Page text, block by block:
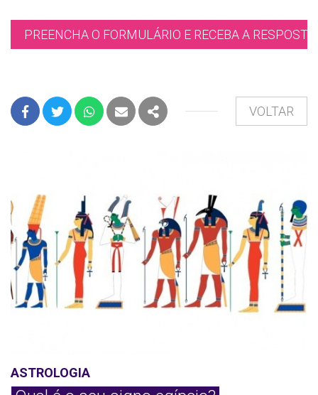
PREENCHA O FORMULÁRIO E RECEBA A
FACEBOOK
TWITTERWHATSAPP
E-MAILPARTILHAR
VOLTAR
ASTROLOGIA